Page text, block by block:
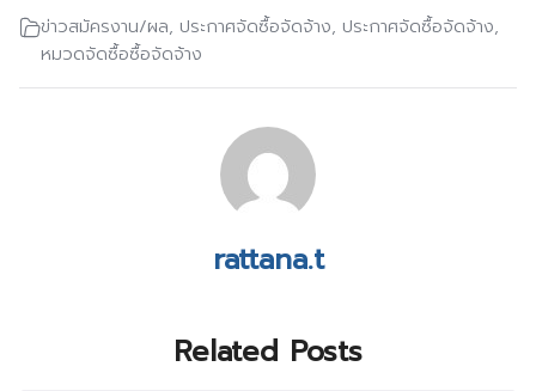
ข่าวสมัครงาน/ผล, ประกาศจัดซื้อจัดจ้าง, ประกาศจัดซื้อจัดจ้าง,
หมวดจัดซื้อซื้อจัดจ้าง
rattana.t
Related Posts